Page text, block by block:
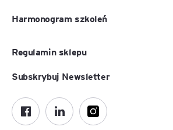
Harmonogram szkoleń
Regulamin sklepu
Subskrybuj Newsletter